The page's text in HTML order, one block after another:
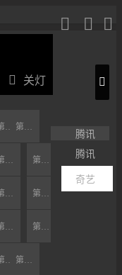



 关灯
腾讯
腾讯
奇艺
第02集 第03集
第04集
第06集
第08集
第09集
第11集 第12集
第14集 第15集